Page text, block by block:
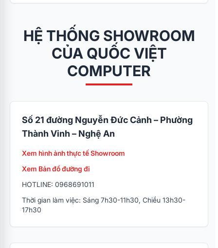
HỆ THỐNG SHOWROOM
CỦA QUỐC VIỆT
COMPUTER
Số 21 đường Nguyễn Đức Cảnh – Phường
Thành Vinh – Nghệ An
Xem hình ảnh thực tế Showroom
Xem Bản đồ đường đi
HOTLINE: 0968691011
Thời gian làm việc: Sáng 7h30-11h30, Chiều 13h30-
17h30